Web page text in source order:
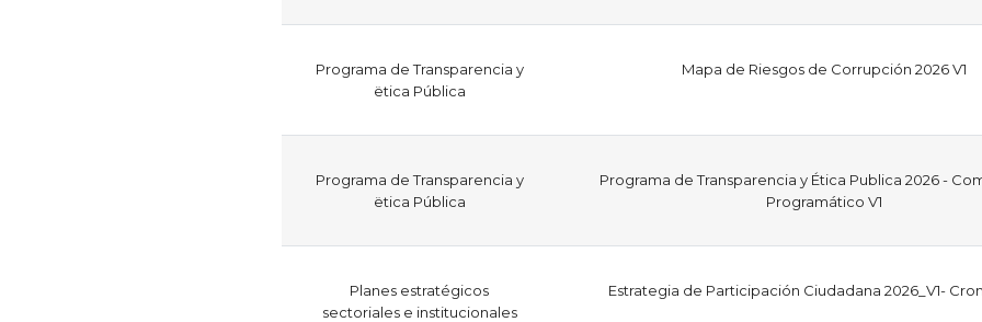
Programa de Transparencia y
ëtica Pública
Mapa de Riesgos de Corrupción 2026 V1
Programa de Transparencia y
ëtica Pública
Programa de Transparencia y Ética Publica 2026 -
Programático V1
Planes estratégicos
sectoriales e institucionales
Estrategia de Participación Ciudadana 2026_V1-